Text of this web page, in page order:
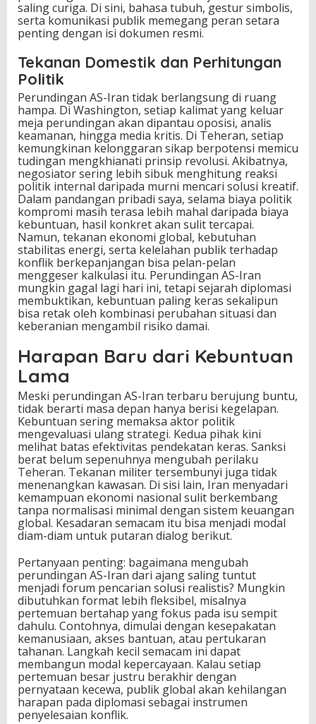
saling curiga. Di sini, bahasa tubuh, gestur simbolis,
serta komunikasi publik memegang peran setara
penting dengan isi dokumen resmi.
Tekanan Domestik dan Perhitungan
Politik
Perundingan AS-Iran tidak berlangsung di ruang
hampa. Di Washington, setiap kalimat yang keluar
meja perundingan akan dipantau oposisi, analis
keamanan, hingga media kritis. Di Teheran, setiap
kemungkinan kelonggaran sikap berpotensi memicu
tudingan mengkhianati prinsip revolusi. Akibatnya,
negosiator sering lebih sibuk menghitung reaksi
politik internal daripada murni mencari solusi kreatif.
Dalam pandangan pribadi saya, selama biaya politik
kompromi masih terasa lebih mahal daripada biaya
kebuntuan, hasil konkret akan sulit tercapai.
Namun, tekanan ekonomi global, kebutuhan
stabilitas energi, serta kelelahan publik terhadap
konflik berkepanjangan bisa pelan-pelan
menggeser kalkulasi itu. Perundingan AS-Iran
mungkin gagal lagi hari ini, tetapi sejarah diplomasi
membuktikan, kebuntuan paling keras sekalipun
bisa retak oleh kombinasi perubahan situasi dan
keberanian mengambil risiko damai.
Harapan Baru dari Kebuntuan
Lama
Meski perundingan AS-Iran terbaru berujung buntu,
tidak berarti masa depan hanya berisi kegelapan.
Kebuntuan sering memaksa aktor politik
mengevaluasi ulang strategi. Kedua pihak kini
melihat batas efektivitas pendekatan keras. Sanksi
berat belum sepenuhnya mengubah perilaku
Teheran. Tekanan militer tersembunyi juga tidak
menenangkan kawasan. Di sisi lain, Iran menyadari
kemampuan ekonomi nasional sulit berkembang
tanpa normalisasi minimal dengan sistem keuangan
global. Kesadaran semacam itu bisa menjadi modal
diam-diam untuk putaran dialog berikut.
Pertanyaan penting: bagaimana mengubah
perundingan AS-Iran dari ajang saling tuntut
menjadi forum pencarian solusi realistis? Mungkin
dibutuhkan format lebih fleksibel, misalnya
pertemuan bertahap yang fokus pada isu sempit
dahulu. Contohnya, dimulai dengan kesepakatan
kemanusiaan, akses bantuan, atau pertukaran
tahanan. Langkah kecil semacam ini dapat
membangun modal kepercayaan. Kalau setiap
pertemuan besar justru berakhir dengan
pernyataan kecewa, publik global akan kehilangan
harapan pada diplomasi sebagai instrumen
penyelesaian konflik.